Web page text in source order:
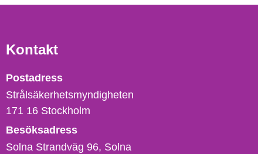
Kontakt
Strålsäkerhetsmyndigheten
Postadress
Strålsäkerhetsmyndigheten
171 16 Stockholm
Besöksadress
Solna Strandväg 96, Solna